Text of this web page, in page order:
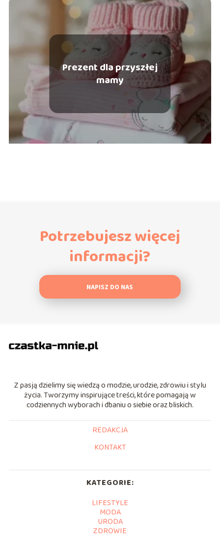
Prezent dla przyszłej
mamy
Potrzebujesz więcej
informacji?
NAPISZ DO NAS
Z pasją dzielimy się wiedzą o modzie, urodzie, zdrowiu i stylu
życia. Tworzymy inspirujące treści, które pomagają w
codziennych wyborach i dbaniu o siebie oraz bliskich.
REDAKCJA
KONTAKT
KATEGORIE:
LIFESTYLE
MODA
URODA
ZDROWIE